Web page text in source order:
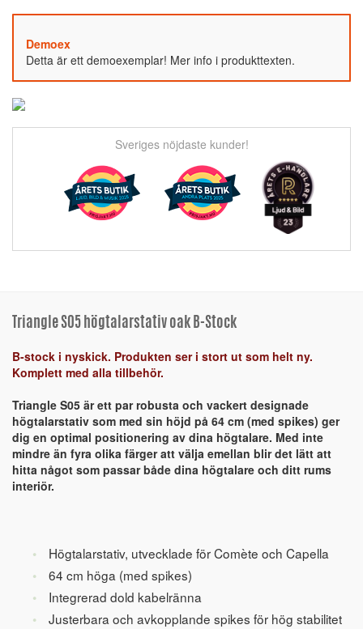
Demoex
Detta är ett demoexemplar! Mer info i produkttexten.
Sveriges nöjdaste kunder!
Triangle S05 högtalarstativ oak B-Stock
B-stock i nyskick. Produkten ser i stort ut som helt ny.
Komplett med alla tillbehör.
Triangle S05 är ett par robusta och vackert designade
högtalarstativ som med sin höjd på 64 cm (med spikes) ger
dig en optimal positionering av dina högtalare. Med inte
mindre än fyra olika färger att välja emellan blir det lätt att
hitta något som passar både dina högtalare och ditt rums
interiör.
Högtalarstativ, utvecklade för Comète och Capella
64 cm höga (med spikes)
Integrerad dold kabelränna
Justerbara och avkopplande spikes för hög stabilitet